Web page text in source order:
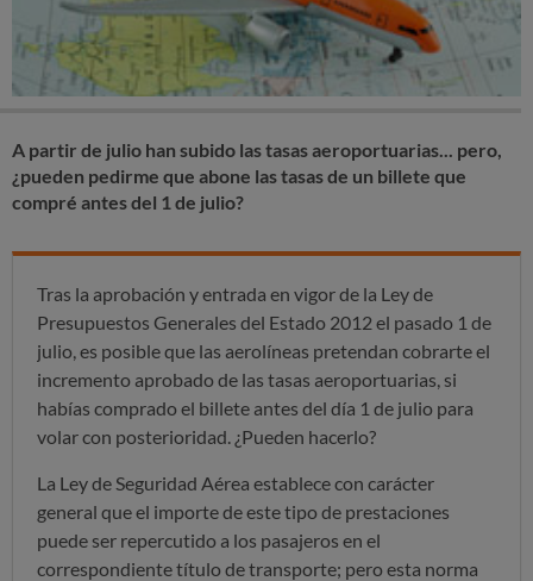
A partir de julio han subido las tasas aeroportuarias... pero,
¿pueden pedirme que abone las tasas de un billete que
compré antes del 1 de julio?
Tras la aprobación y entrada en vigor de la Ley de
Presupuestos Generales del Estado 2012 el pasado 1 de
julio, es posible que las aerolíneas pretendan cobrarte el
incremento aprobado de las tasas aeroportuarias, si
habías comprado el billete antes del día 1 de julio para
volar con posterioridad. ¿Pueden hacerlo?
La Ley de Seguridad Aérea establece con carácter
general que el importe de este tipo de prestaciones
puede ser repercutido a los pasajeros en el
correspondiente título de transporte; pero esta norma